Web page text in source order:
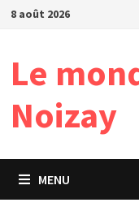
Passer
8 août 2026
Le
Noizay
MENU